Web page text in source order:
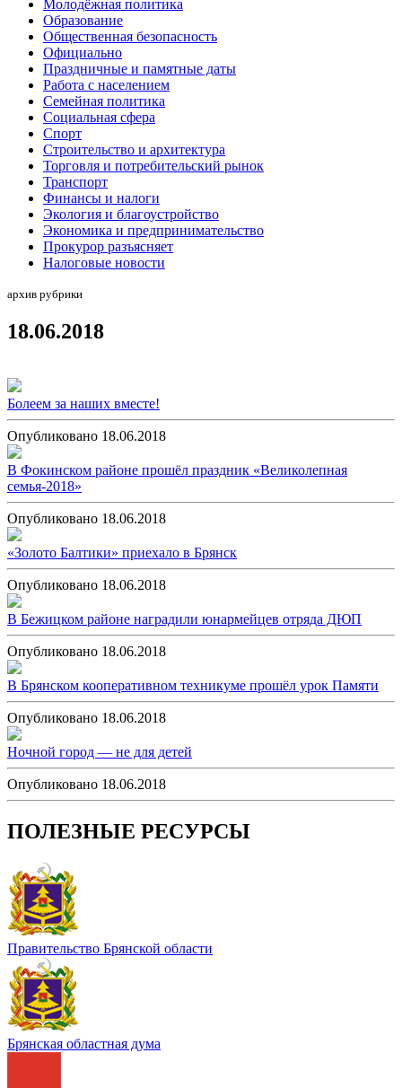
Молодёжная политика
Образование
Общественная безопасность
Официально
Праздничные и памятные даты
Работа с населением
Семейная политика
Социальная сфера
Спорт
Строительство и архитектура
Торговля и потребительский рынок
Транспорт
Финансы и налоги
Экология и благоустройство
Экономика и предпринимательство
Прокурор разъясняет
Налоговые новости
архив рубрики
18.06.2018
Болеем за наших вместе!
Опубликовано 18.06.2018
В Фокинском районе прошёл праздник «Великолепная
семья-2018»
Опубликовано 18.06.2018
«Золото Балтики» приехало в Брянск
Опубликовано 18.06.2018
В Бежицком районе наградили юнармейцев отряда ДЮП
Опубликовано 18.06.2018
В Брянском кооперативном техникуме прошёл урок Памяти
Опубликовано 18.06.2018
Ночной город — не для детей
Опубликовано 18.06.2018
ПОЛЕЗНЫЕ РЕСУРСЫ
Правительство Брянской области
Брянская областная дума